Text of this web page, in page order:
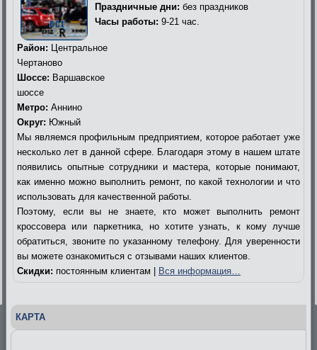
Праздничные дни: без праздников
Часы работы: 9-21 час.
Район: Центральное
Чертаново
Шоссе: Варшавское
шоссе
Метро: Аннино
Округ: Южный
Мы являемся профильным предприятием, которое работает уже
несколько лет в данной сфере. Благодаря этому в нашем штате
появились опытные сотрудники и мастера, которые понимают,
как именно можно выполнить ремонт, по какой технологии и что
использовать для качественной работы.
Поэтому, если вы не знаете, кто может выполнить ремонт
кроссовера или паркетника, но хотите узнать, к кому лучше
обратиться, звоните по указанному телефону. Для уверенности
вы можете ознакомиться с отзывами наших клиентов.
Скидки: постоянным клиентам | Вся информация…
КАРТА